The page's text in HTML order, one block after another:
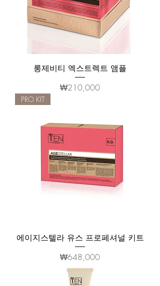
롱제비티 엑스트렉트 앰플
가격
₩210,000
PRO KIT
에이지스텔라 유스 프로페셔널 키트
가격
₩648,000